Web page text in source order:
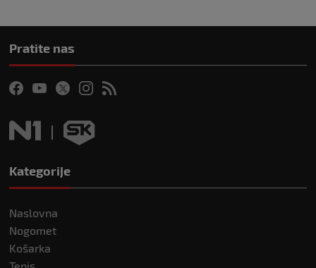
Pratite nas
Kategorije
Naslovna
Nogomet
Košarka